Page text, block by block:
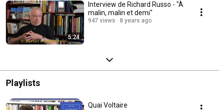
5:24
Interview de Richard Russo - "À
malin, malin et demi"
947 views 8 years ago
Playlists
Quai Voltaire